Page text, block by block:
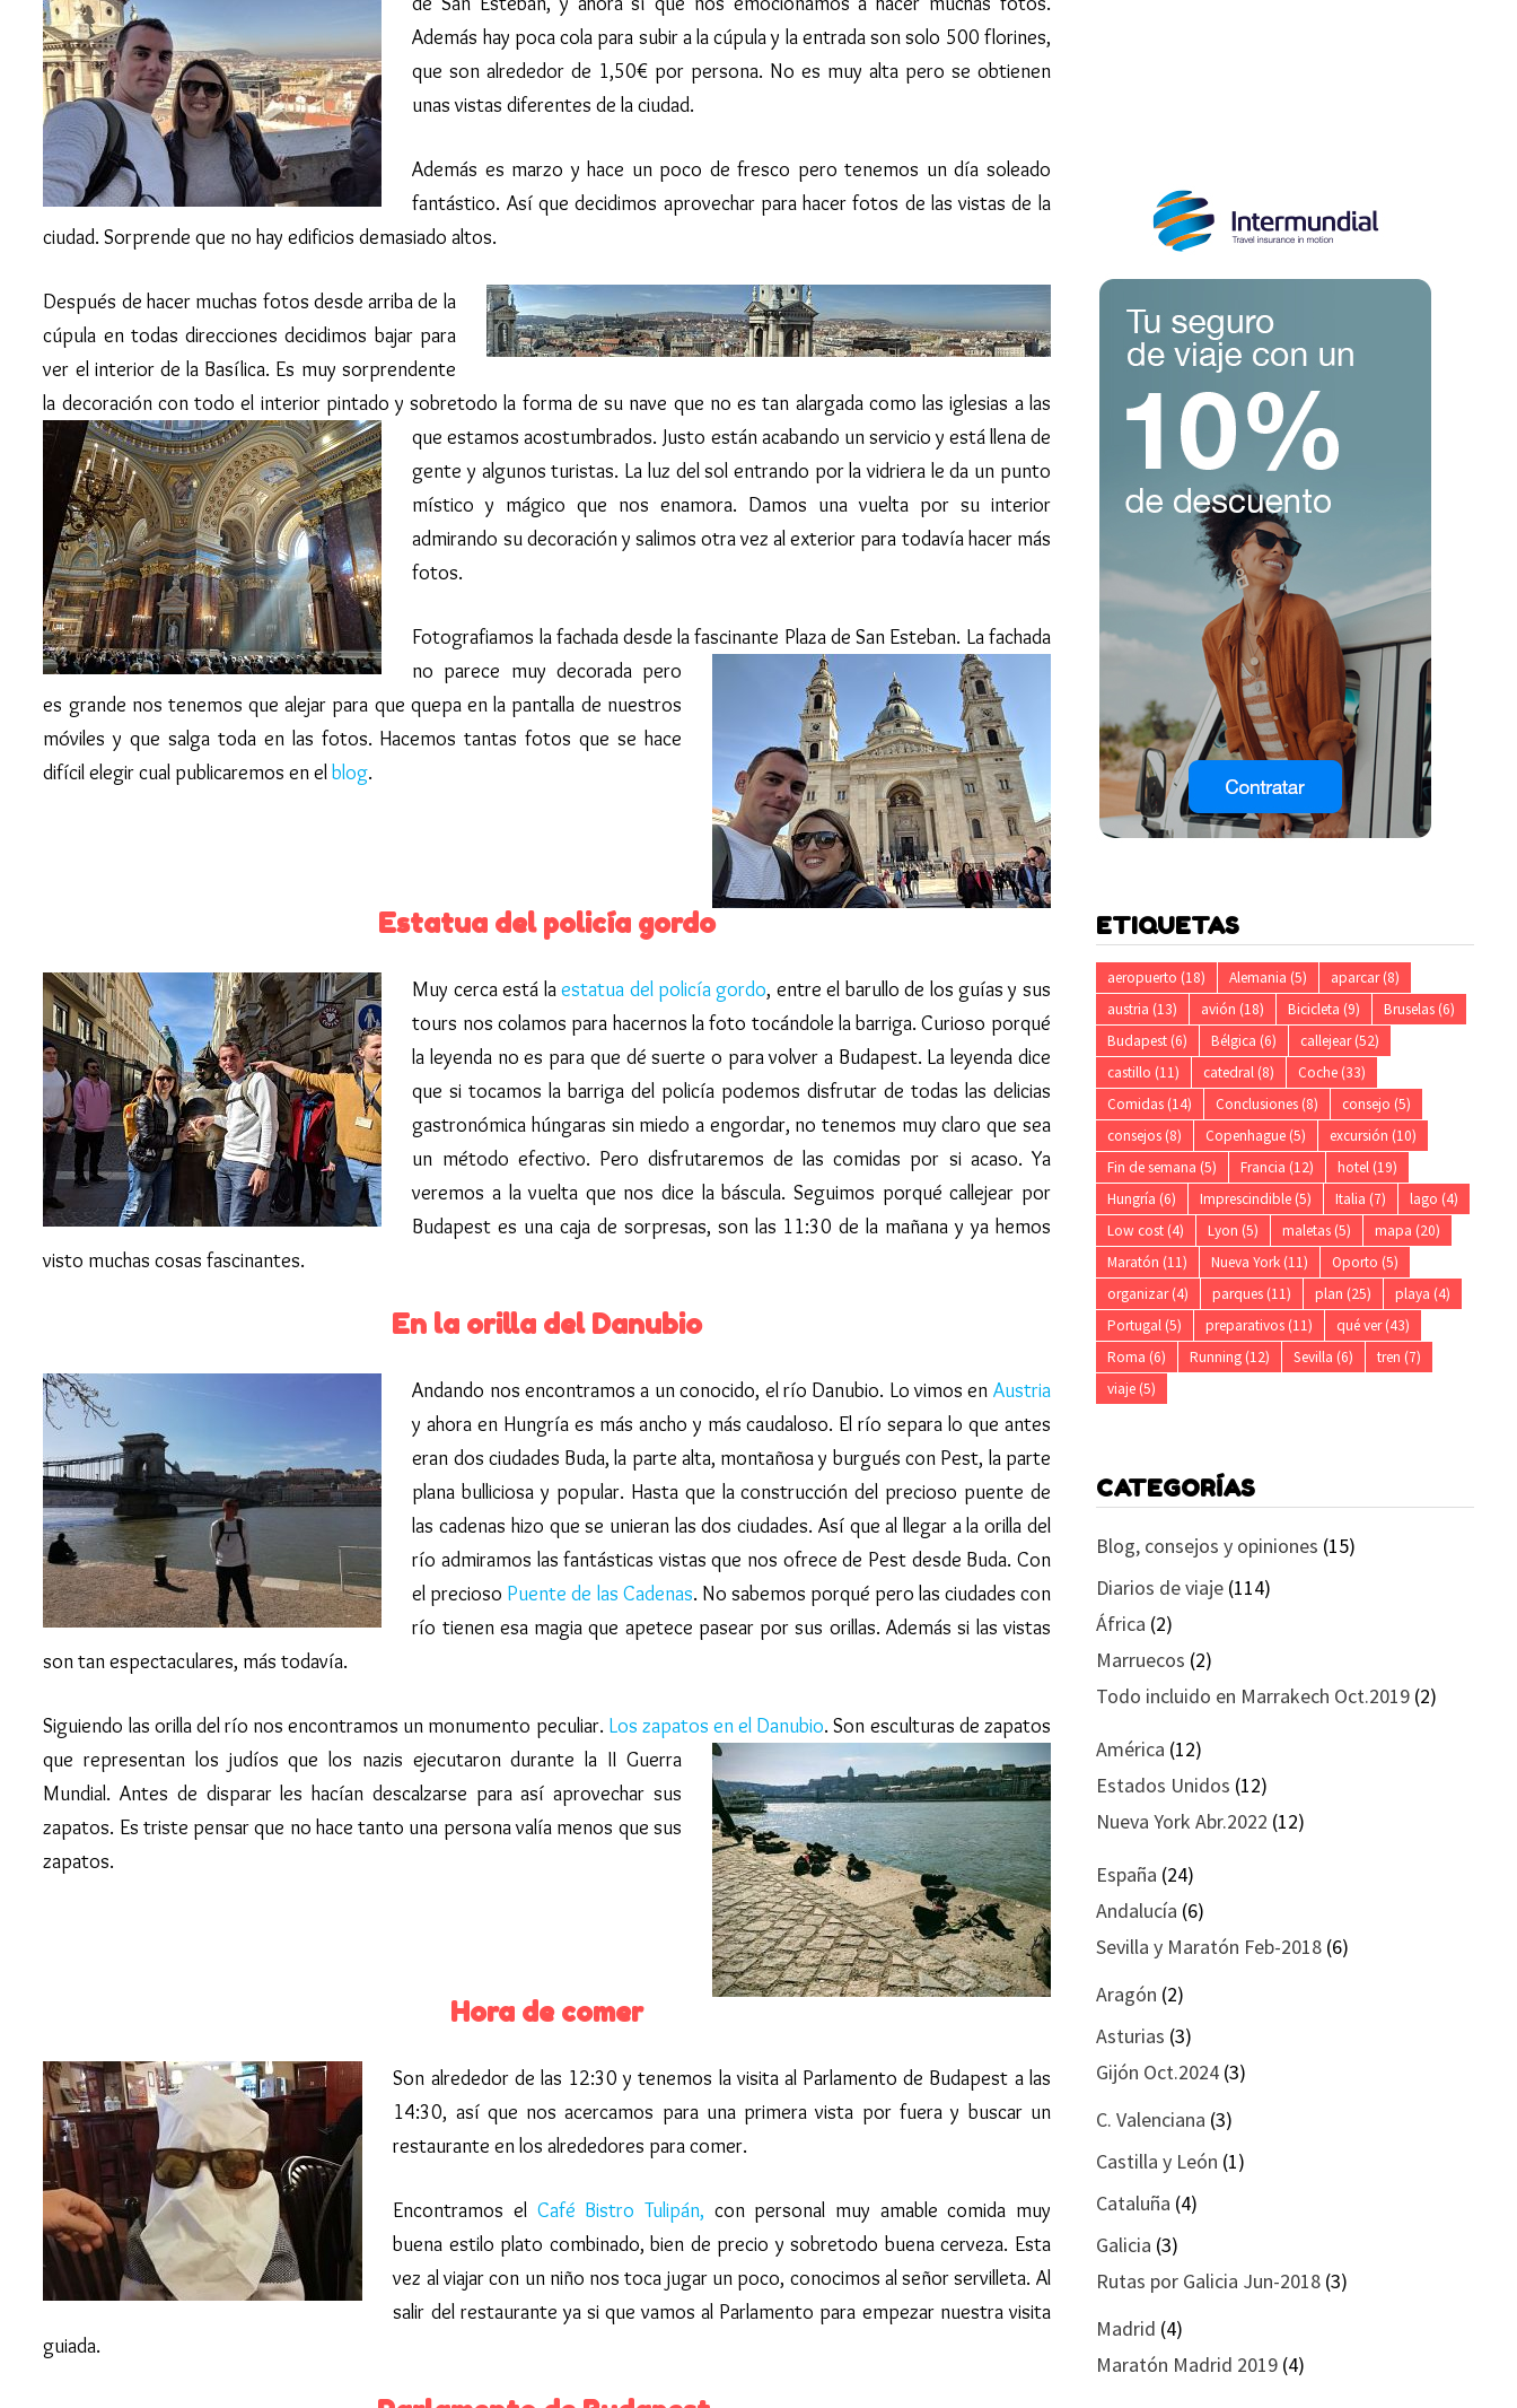
Además hay poca cola para subir a la cúpula y la entrada son solo 500 florines,
que son alrededor de 1,50€ por persona. No es muy alta pero se obtienen
unas vistas diferentes de la ciudad.
Además es marzo y hace un poco de fresco pero tenemos un día soleado
fantástico. Así que decidimos aprovechar para hacer fotos de las vistas de la
ciudad. Sorprende que no hay edificios demasiado altos.
Después de hacer muchas fotos desde arriba de la
cúpula en todas direcciones decidimos bajar para
ver el interior de la Basílica. Es muy sorprendente
la decoración con todo el interior pintado y sobretodo la forma de su nave que no es tan alargada como las iglesias a las
que estamos acostumbrados. Justo están acabando un servicio y está llena de
gente y algunos turistas. La luz del sol entrando por la vidriera le da un punto
místico y mágico que nos enamora. Damos una vuelta por su interior
admirando su decoración y salimos otra vez al exterior para todavía hacer más
fotos.
Fotografiamos la fachada desde la fascinante Plaza de San Esteban. La fachada
no parece muy decorada pero
es grande nos tenemos que alejar para que quepa en la pantalla de nuestros
móviles y que salga toda en las fotos. Hacemos tantas fotos que se hace
difícil elegir cual publicaremos en elblog.
Estatua del policía gordo
Muy cerca está laestatua del policía gordo, entre el barullo de los guías y sus
tours nos colamos para hacernos la foto tocándole la barriga. Curioso porqué
la leyenda no es para que dé suerte o para volver a Budapest. La leyenda dice
que si tocamos la barriga del policía podemos disfrutar de todas las delicias
gastronómica húngaras sin miedo a engordar, no tenemos muy claro que sea
un método efectivo. Pero disfrutaremos de las comidas por si acaso. Ya
veremos a la vuelta que nos dice la báscula. Seguimos porqué callejear por
Budapest es una caja de sorpresas, son las 11:30 de la mañana y ya hemos
visto muchas cosas fascinantes.
En la orilla del Danubio
Andando nos encontramos a un conocido, el río Danubio. Lo vimos en Austria
y ahora en Hungría es más ancho y más caudaloso. El río separa lo que antes
eran dos ciudades Buda, la parte alta, montañosa y burgués con Pest, la parte
plana bulliciosa y popular. Hasta que la construcción del precioso puente de
las cadenas hizo que se unieran las dos ciudades. Así que al llegar a la orilla del
río admiramos las fantásticas vistas que nos ofrece de Pest desde Buda. Con
el precioso Puente de las Cadenas. No sabemos porqué pero las ciudades con
río tienen esa magia que apetece pasear por sus orillas. Además si las vistas
son tan espectaculares, más todavía.
Siguiendo las orilla del río nos encontramos un monumento peculiar. Los zapatos en el Danubio.Son esculturas de zapatos
que representan los judíos que los nazis ejecutaron durante la II Guerra
Mundial. Antes de disparar les hacían descalzarse para así aprovechar sus
zapatos. Es triste pensar que no hace tanto una persona valía menos que sus
zapatos.
Hora de comer
Son alrededor de las 12:30 y tenemos la visita al Parlamento de Budapest a las
14:30, así que nos acercamos para una primera vista por fuera y buscar un
restaurante en los alrededores para comer.
Encontramos el Café Bistro Tulipán, con personal muy amable comida muy
buena estilo plato combinado, bien de precio y sobretodo buena cerveza. Esta
vez al viajar con un niño nos toca jugar un poco, conocimos al señor servilleta. Al
salir del restaurante ya si que vamos al Parlamento para empezar nuestra visita
guiada.
ETIQUETAS
aeropuerto (18) Alemania (5) aparcar(8)
austria (13) avión (18) Bicicleta (9) Bruselas(6)
Budapest(6) Bélgica (6) callejear(52)
castillo (11) catedral(8) Coche(33)
Comidas(14) Conclusiones(8) consejo (5)
consejos(8) Copenhague(5) excursión (10)
Fin de semana (5) Francia (12) hotel(19)
Hungría (6) Imprescindible(5) Italia (7) lago (4)
Low cost(4) Lyon (5) maletas(5) mapa (20)
Maratón (11) Nueva York(11) Oporto (5)
organizar(4) parques(11) plan (25) playa (4)
Portugal(5) preparativos(11) qué ver(43)
Roma (6) Running(12) Sevilla (6) tren (7)
viaje(5)
CATEGORÍAS
Blog, consejos y opiniones (15)
Diarios de viaje(114)
África (2)
Marruecos (2)
Todo incluido en Marrakech Oct.2019(2)
América (12)
Estados Unidos (12)
Nueva York Abr.2022 (12)
España (24)
Andalucía (6)
Sevilla y Maratón Feb-2018(6)
Aragón (2)
Asturias (3)
Gijón Oct.2024(3)
C. Valenciana (3)
Castilla y León (1)
Cataluña (4)
Galicia (3)
Rutas por Galicia Jun-2018(3)
Madrid (4)
Maratón Madrid 2019(4)